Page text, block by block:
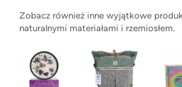
Zobacz również inne wyjątkowe
naturalnymi materiałami i rzemiosłem.